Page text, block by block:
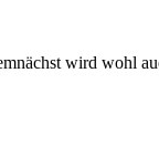
wird wohl